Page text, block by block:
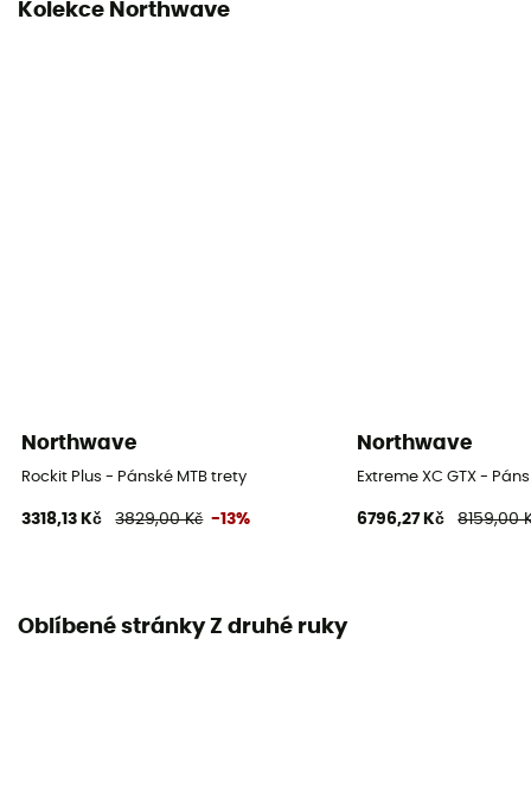
Kolekce Northwave
Northwave
Rockit Plus - Pánské MTB trety
3318,13 Kč 3829,00 Kč -13%
Northwave
Extreme XC GTX -
6796,27 Kč 8159,00
Oblíbené stránky Z druhé ruky